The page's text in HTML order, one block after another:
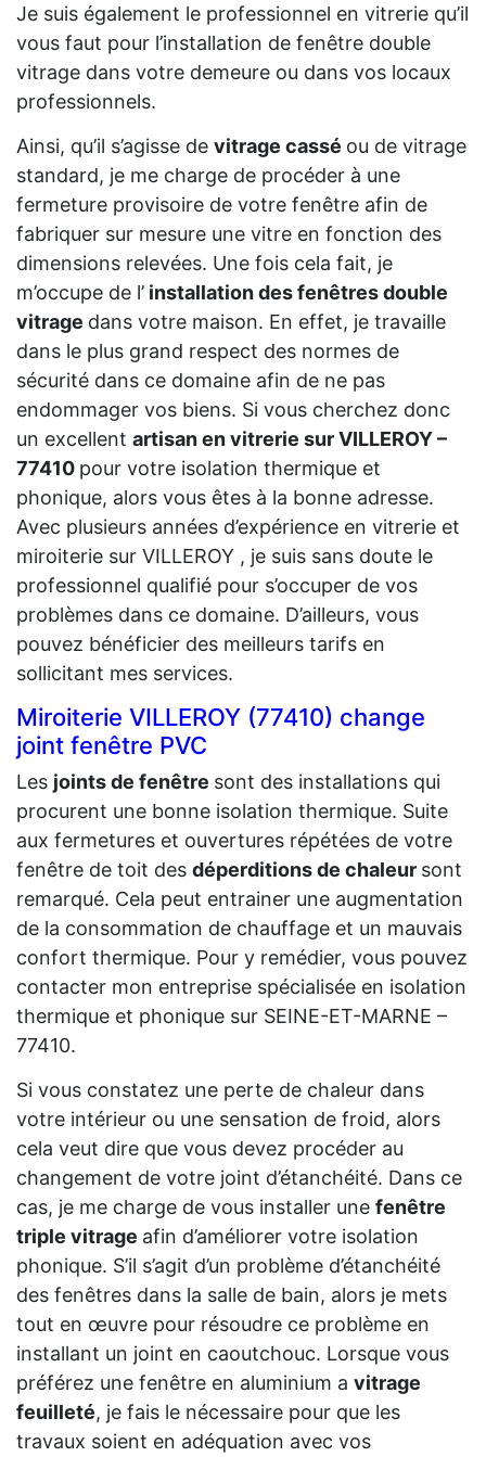
Je suis également le professionnel en vitrerie qu’il
vous faut pour l’installation de fenêtre double
vitrage dans votre demeure ou dans vos locaux
professionnels.
Ainsi, qu’il s’agisse de vitrage cassé ou de vitrage
standard, je me charge de procéder à une
fermeture provisoire de votre fenêtre afin de
fabriquer sur mesure une vitre en fonction des
dimensions relevées. Une fois cela fait, je
m’occupe de l’ installation des fenêtres double
vitrage dans votre maison. En effet, je travaille
dans le plus grand respect des normes de
sécurité dans ce domaine afin de ne pas
endommager vos biens. Si vous cherchez donc
un excellent artisan en vitrerie sur VILLEROY –
77410 pour votre isolation thermique et
phonique, alors vous êtes à la bonne adresse.
Avec plusieurs années d’expérience en vitrerie et
miroiterie sur VILLEROY , je suis sans doute le
professionnel qualifié pour s’occuper de vos
problèmes dans ce domaine. D’ailleurs, vous
pouvez bénéficier des meilleurs tarifs en
sollicitant mes services.
Miroiterie VILLEROY (77410) change
joint fenêtre PVC
Les joints de fenêtre sont des installations qui
procurent une bonne isolation thermique. Suite
aux fermetures et ouvertures répétées de votre
fenêtre de toit des déperditions de chaleur sont
remarqué. Cela peut entrainer une augmentation
de la consommation de chauffage et un mauvais
confort thermique. Pour y remédier, vous pouvez
contacter mon entreprise spécialisée en isolation
thermique et phonique sur SEINE-ET-MARNE –
77410.
Si vous constatez une perte de chaleur dans
votre intérieur ou une sensation de froid, alors
cela veut dire que vous devez procéder au
changement de votre joint d’étanchéité. Dans ce
cas, je me charge de vous installer une fenêtre
triple vitrage afin d’améliorer votre isolation
phonique. S’il s’agit d’un problème d’étanchéité
des fenêtres dans la salle de bain, alors je mets
tout en œuvre pour résoudre ce problème en
installant un joint en caoutchouc. Lorsque vous
préférez une fenêtre en aluminium a vitrage
feuilleté, je fais le nécessaire pour que les
travaux soient en adéquation avec vos